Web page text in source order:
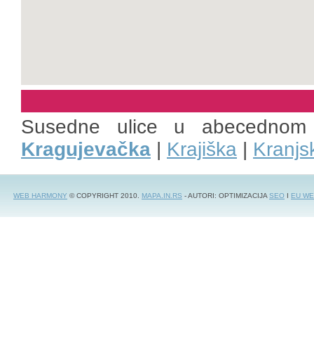
Susedne ulice u
Kragujevačka | Krajiška |
WEB HARMONY © COPYRIGHT 2010. MAPA.IN.RS - AUTORI: OPTIMIZACIJASEO I EU